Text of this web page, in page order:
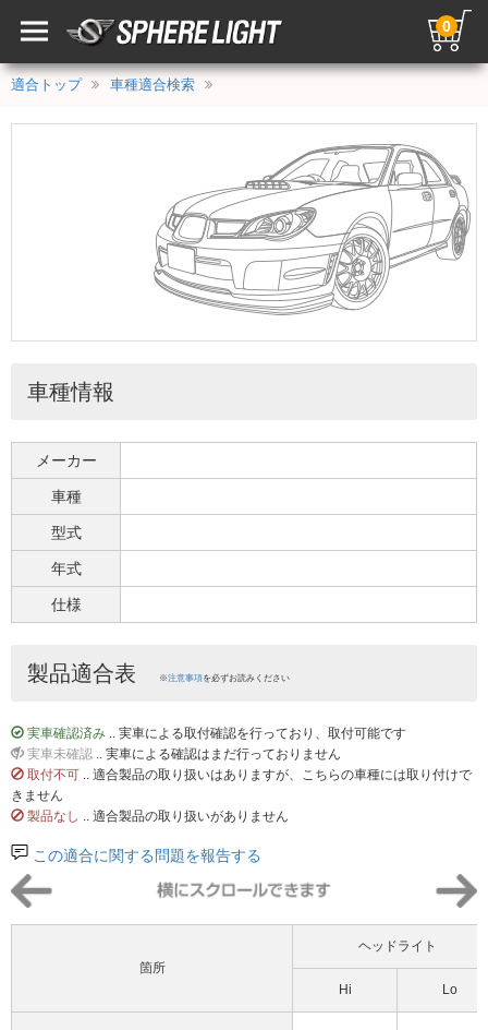
0
適合トップ 車種適合検索
車種情報
メーカー
車種
型式
年式
仕様
製品適合表 ※注意事項を必ずお読みください
実車確認済み .. 実車による取付確認を行っており、取付可能です
実車未確認 .. 実車による確認はまだ行っておりません
取付不可 .. 適合製品の取り扱いはありますが、こちらの車種には取り付けで
きません
製品なし .. 適合製品の取り扱いがありません
この適合に関する問題を報告する
箇所
ヘッドライト
Hi Lo